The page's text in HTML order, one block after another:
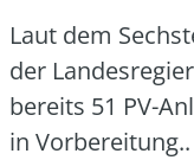
Laut dem
der
bereits 51 PV-
in